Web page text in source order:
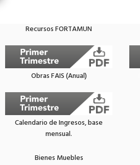
Recursos FORTAMUN
Obras FAIS (Anual)
Calendario de Ingresos, base
mensual.
Bienes Muebles